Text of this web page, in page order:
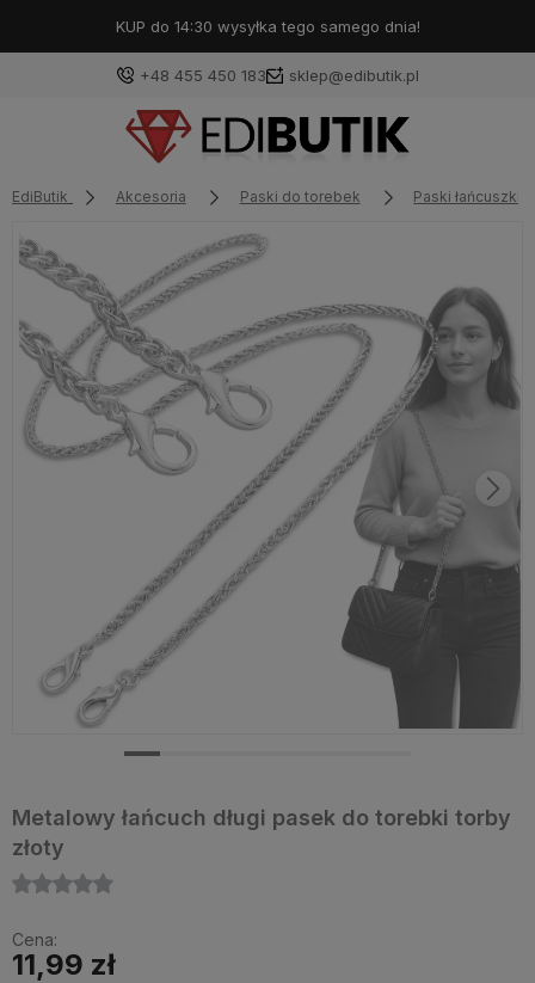
KUP do 14:30 wysyłka tego samego dnia!
+48 455 450 183 sklep@edibutik.pl
EdiButik Akcesoria Paski do torebek Paski łańcuszki
Metalowy łańcuch długi pasek do torebki torby
złoty
Cena:
11,99 zł